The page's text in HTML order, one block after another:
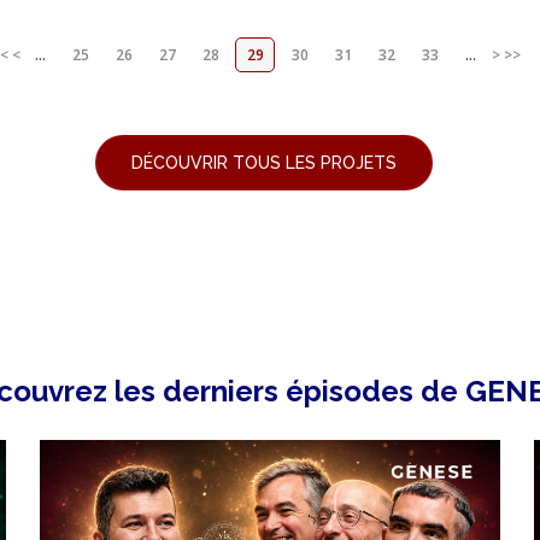
< ... 25 26 27 28 29 30 31 32 33 ... > >>
DÉCOUVRIR TOUS LES PROJETS
les derniers épisodes de